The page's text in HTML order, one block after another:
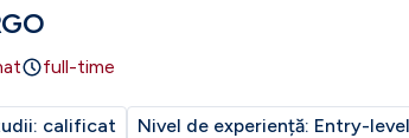
full-time
calificat Nivel de experiență: Entry-level